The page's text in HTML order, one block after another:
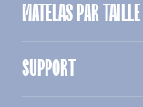
MATELAS PAR TAILLE
SUPPORT